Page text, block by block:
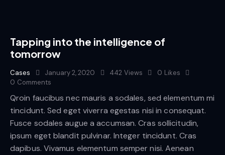
Tapping into the intelligence of
tomorrow
Cases January 2, 2020 442 Views 0 Likes
0 Comments
Qroin faucibus nec mauris a sodales, sed elementum mi
tincidunt. Sed eget viverra egestas nisi in consequat.
Fusce sodales augue a accumsan. Cras sollicitudin,
ipsum eget blandit pulvinar. Integer tincidunt. Cras
dapibus. Vivamus elementum semper nisi. Aenean